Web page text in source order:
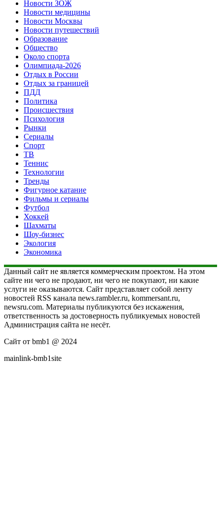
Новости ЗОЖ
Новости медицины
Новости Москвы
Новости путешествий
Образование
Общество
Около спорта
Олимпиада-2026
Отдых в России
Отдых за границей
ПДД
Политика
Происшествия
Психология
Рынки
Сериалы
Спорт
ТВ
Теннис
Технологии
Тренды
Фигурное катание
Фильмы и сериалы
Футбол
Хоккей
Шахматы
Шоу-бизнес
Экология
Экономика
Данный сайт не является коммерческим проектом. На этом
сайте ни чего не продают, ни чего не покупают, ни какие
услуги не оказываются. Сайт представляет собой ленту
новостей RSS канала news.rambler.ru, kommersant.ru,
newsru.com. Материалы публикуются без искажения,
ответственность за достоверность публикуемых новостей
Администрация сайта не несёт.
Сайт от bmb1 @ 2024
mainlink-bmb1site